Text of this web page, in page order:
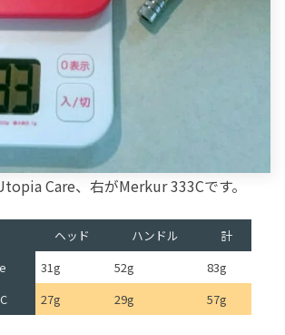
Care、右がMerkur 333Cです。
ヘッド ハンドル
計
31g 52g
83g
27g 29g 57g